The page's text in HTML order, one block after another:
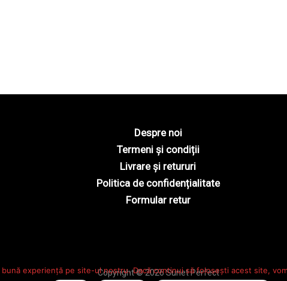
Despre noi
Termeni și condiții
Livrare și retururi
Politica de confidențialitate
Formular retur
Copyright © 2026 Sunet Perfect
experiență pe site-ul nostru. Dacă continui să folosești acest site,